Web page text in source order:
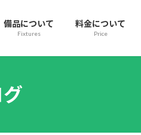
備品について
Fixtures
料金について
Price